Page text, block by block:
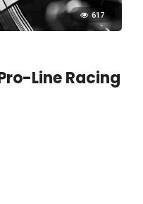
617
Line Racing